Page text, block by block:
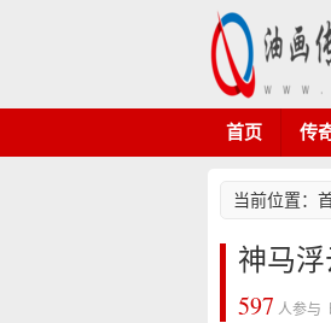
首页 传
当前位置：
神马
597 人参与